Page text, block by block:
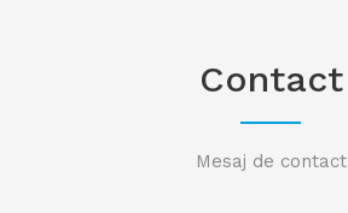
Contact
Mesaj de contact